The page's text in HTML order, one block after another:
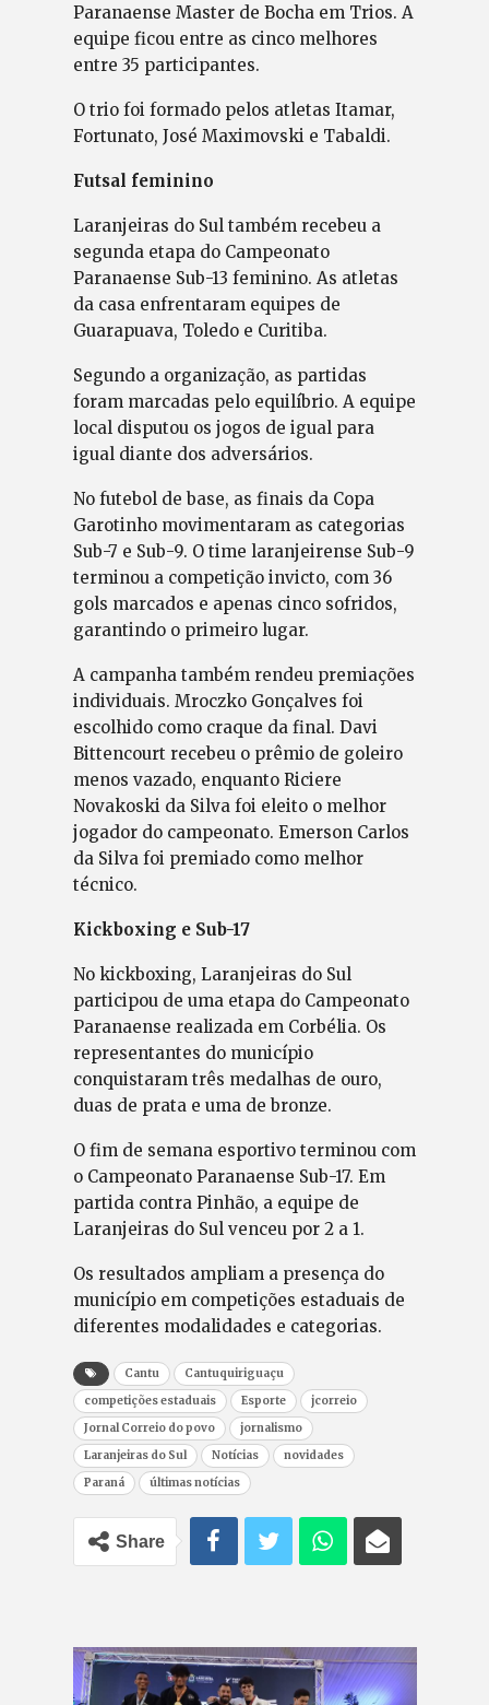
Paranaense Master de Bocha em Trios. A
equipe ficou entre as cinco melhores
entre 35 participantes.
O trio foi formado pelos atletas Itamar,
Fortunato, José Maximovski e Tabaldi.
Futsal feminino
Laranjeiras do Sul também recebeu a
segunda etapa do Campeonato
Paranaense Sub-13 feminino. As atletas
da casa enfrentaram equipes de
Guarapuava, Toledo e Curitiba.
Segundo a organização, as partidas
foram marcadas pelo equilíbrio. A equipe
local disputou os jogos de igual para
igual diante dos adversários.
No futebol de base, as finais da Copa
Garotinho movimentaram as categorias
Sub-7 e Sub-9. O time laranjeirense Sub-9
terminou a competição invicto, com 36
gols marcados e apenas cinco sofridos,
garantindo o primeiro lugar.
A campanha também rendeu premiações
individuais. Mroczko Gonçalves foi
escolhido como craque da final. Davi
Bittencourt recebeu o prêmio de goleiro
menos vazado, enquanto Riciere
Novakoski da Silva foi eleito o melhor
jogador do campeonato. Emerson Carlos
da Silva foi premiado como melhor
técnico.
Kickboxing e Sub-17
No kickboxing, Laranjeiras do Sul
participou de uma etapa do Campeonato
Paranaense realizada em Corbélia. Os
representantes do município
conquistaram três medalhas de ouro,
duas de prata e uma de bronze.
O fim de semana esportivo terminou com
o Campeonato Paranaense Sub-17. Em
partida contra Pinhão, a equipe de
Laranjeiras do Sul venceu por 2 a 1.
Os resultados ampliam a presença do
município em competições estaduais de
diferentes modalidades e categorias.
Cantu
Cantuquiriguaçu
competições estaduais
Esporte
jcorreio
Jornal Correio do povo
jornalismo
Laranjeiras do Sul
Notícias
novidades
Paraná
últimas notícias
Share